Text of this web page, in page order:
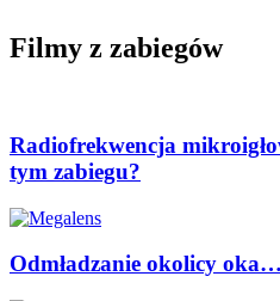
Filmy z zabiegów
Radiofrekwencja
tym zabiegu?
Odmładzanie okolicy